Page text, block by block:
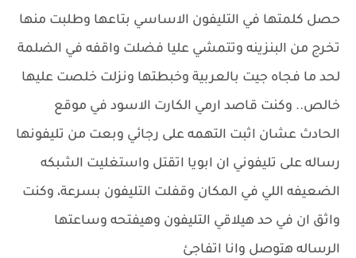
حصل كلمتها في التليفون الاساسي بتاعها وطلبت منها
تخرج من البنزينه وتتمشي عليا فضلت واقفه في الضلمة
لحد ما فجاه جيت بالعربية وخبطتها ونزلت خلصت عليها
خالص.. وكنت قاصد ارمي الكارت الاسود في موقع
الحادث عشان اثبت التهمه على رجائي وبعت من تليفونها
رساله على تليفوني ان ابويا اتقتل واستغليت الشبكه
الضعيفه اللي في المكان وقفلت التليفون بسرعة، وكنت
واثق ان في حد هيلاقي التليفون وهيفتحه وساعتها
الرساله هتوصل وانا اتفاجئ